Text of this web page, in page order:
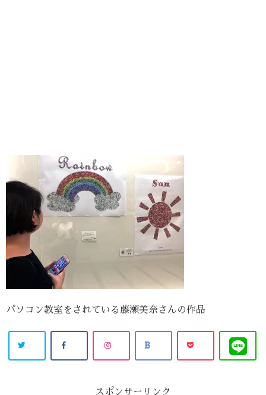
パソコン教室をされている藤瀬美奈さんの作品
スポンサーリンク